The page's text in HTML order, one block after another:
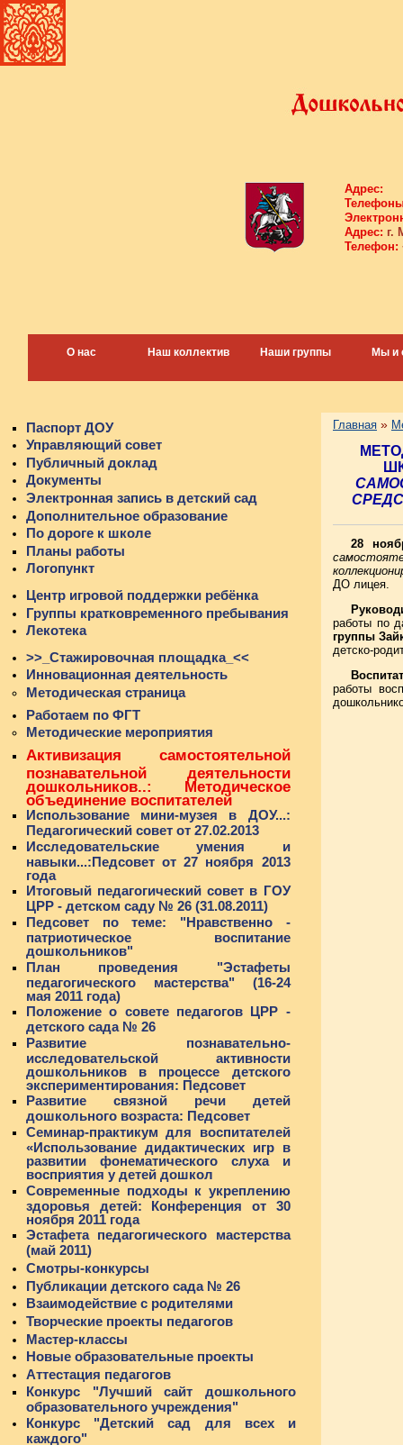
Адрес:
Адрес: г.
Телефон:
О нас Наш коллектив Наши группы Мы и
Паспорт ДОУ
Управляющий совет
Публичный доклад
Документы
Электронная запись в детский сад
Дополнительное образование
По дороге к школе
Планы работы
Логопункт
Центр игровой поддержки ребёнка
Группы кратковременного пребывания
Лекотека
>>_Стажировочная площадка_<<
Инновационная деятельность
Методическая страница
Работаем по ФГТ
Методические мероприятия
Активизация самостоятельной
познавательной деятельности
дошкольников..: Методическое
объединение воспитателей
Использование мини-музея в ДОУ...:
Педагогический совет от 27.02.2013
Исследовательские умения и
навыки...:Педсовет от 27 ноября 2013
года
Итоговый педагогический совет в ГОУ
ЦРР - детском саду № 26 (31.08.2011)
Педсовет по теме: "Нравственно -
патриотическое воспитание
дошкольников"
План проведения "Эстафеты
педагогического мастерства" (16-24
мая 2011 года)
Положение о совете педагогов ЦРР -
детского сада № 26
Развитие познавательно-
исследовательской активности
дошкольников в процессе детского
экспериментирования: Педсовет
Развитие связной речи детей
дошкольного возраста: Педсовет
Семинар-практикум для воспитателей
«Использование дидактических игр в
развитии фонематического слуха и
восприятия у детей дошкол
Современные подходы к укреплению
здоровья детей: Конференция от 30
ноября 2011 года
Эстафета педагогического мастерства
(май 2011)
Смотры-конкурсы
Публикации детского сада № 26
Взаимодействие с родителями
Творческие проекты педагогов
Мастер-классы
Новые образовательные проекты
Аттестация педагогов
Конкурс "Лучший сайт дошкольного
образовательного учреждения"
Конкурс "Детский сад для всех и
каждого"
Главная »
28
ДО лицея.
работы по
группы
детско-
работы